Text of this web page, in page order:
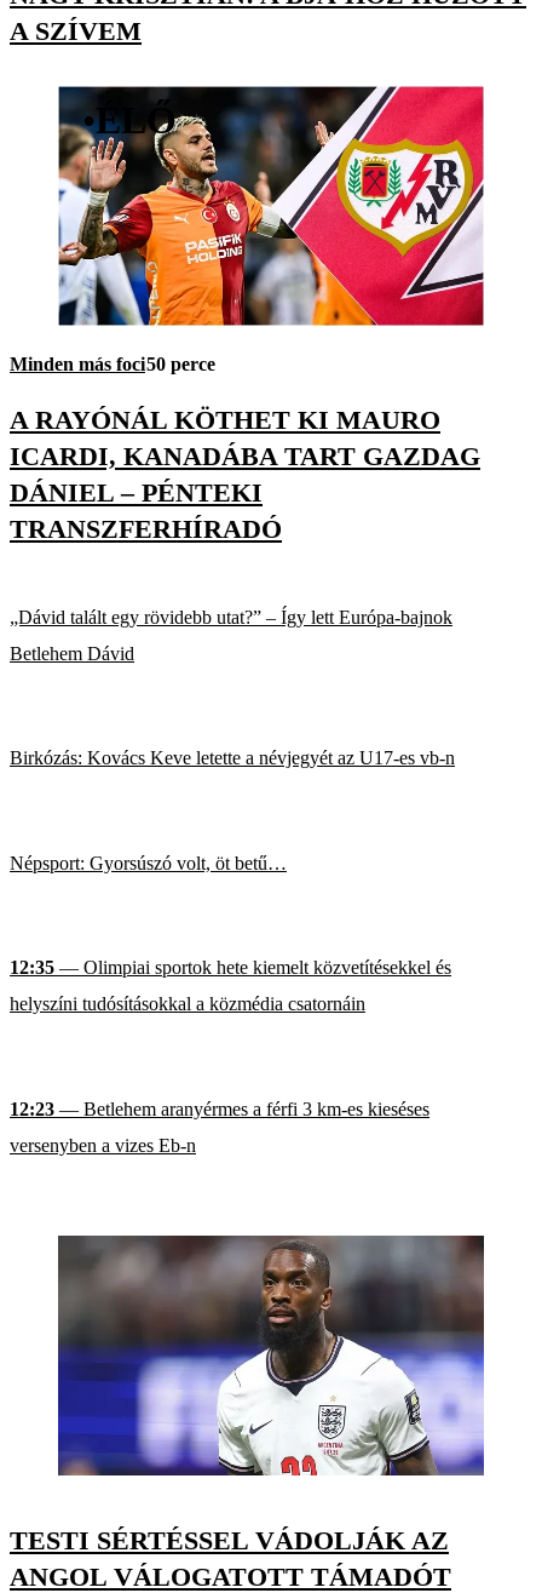
A SZÍVEM
•ÉLŐ
Minden más foci50 perce
A RAYÓNÁL KÖTHET KI MAURO
ICARDI, KANADÁBA TART GAZDAG
DÁNIEL – PÉNTEKI
TRANSZFERHÍRADÓ
„Dávid talált egy rövidebb utat?” – Így lett Európa-bajnok
Betlehem Dávid
Birkózás: Kovács Keve letette a névjegyét az U17-es vb-n
Népsport: Gyorsúszó volt, öt betű…
12:35 — Olimpiai sportok hete kiemelt közvetítésekkel és
helyszíni tudósításokkal a közmédia csatornáin
12:23 — Betlehem aranyérmes a férfi 3 km-es kieséses
versenyben a vizes Eb-n
TESTI SÉRTÉSSEL VÁDOLJÁK AZ
ANGOL VÁLOGATOTT TÁMADÓT